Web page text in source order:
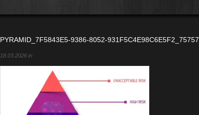
PYRAMID_7F5843E5-9386-8052-931F5C4E98C6E5F2_75757
18.03.2026 in